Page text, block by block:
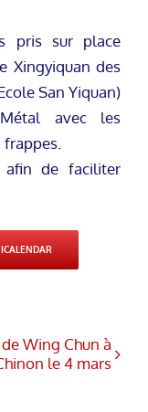
pris sur place
Xingyiquan des
San Yiquan)
avec les
afin de faciliter
Wing Chun à
le 4 mars